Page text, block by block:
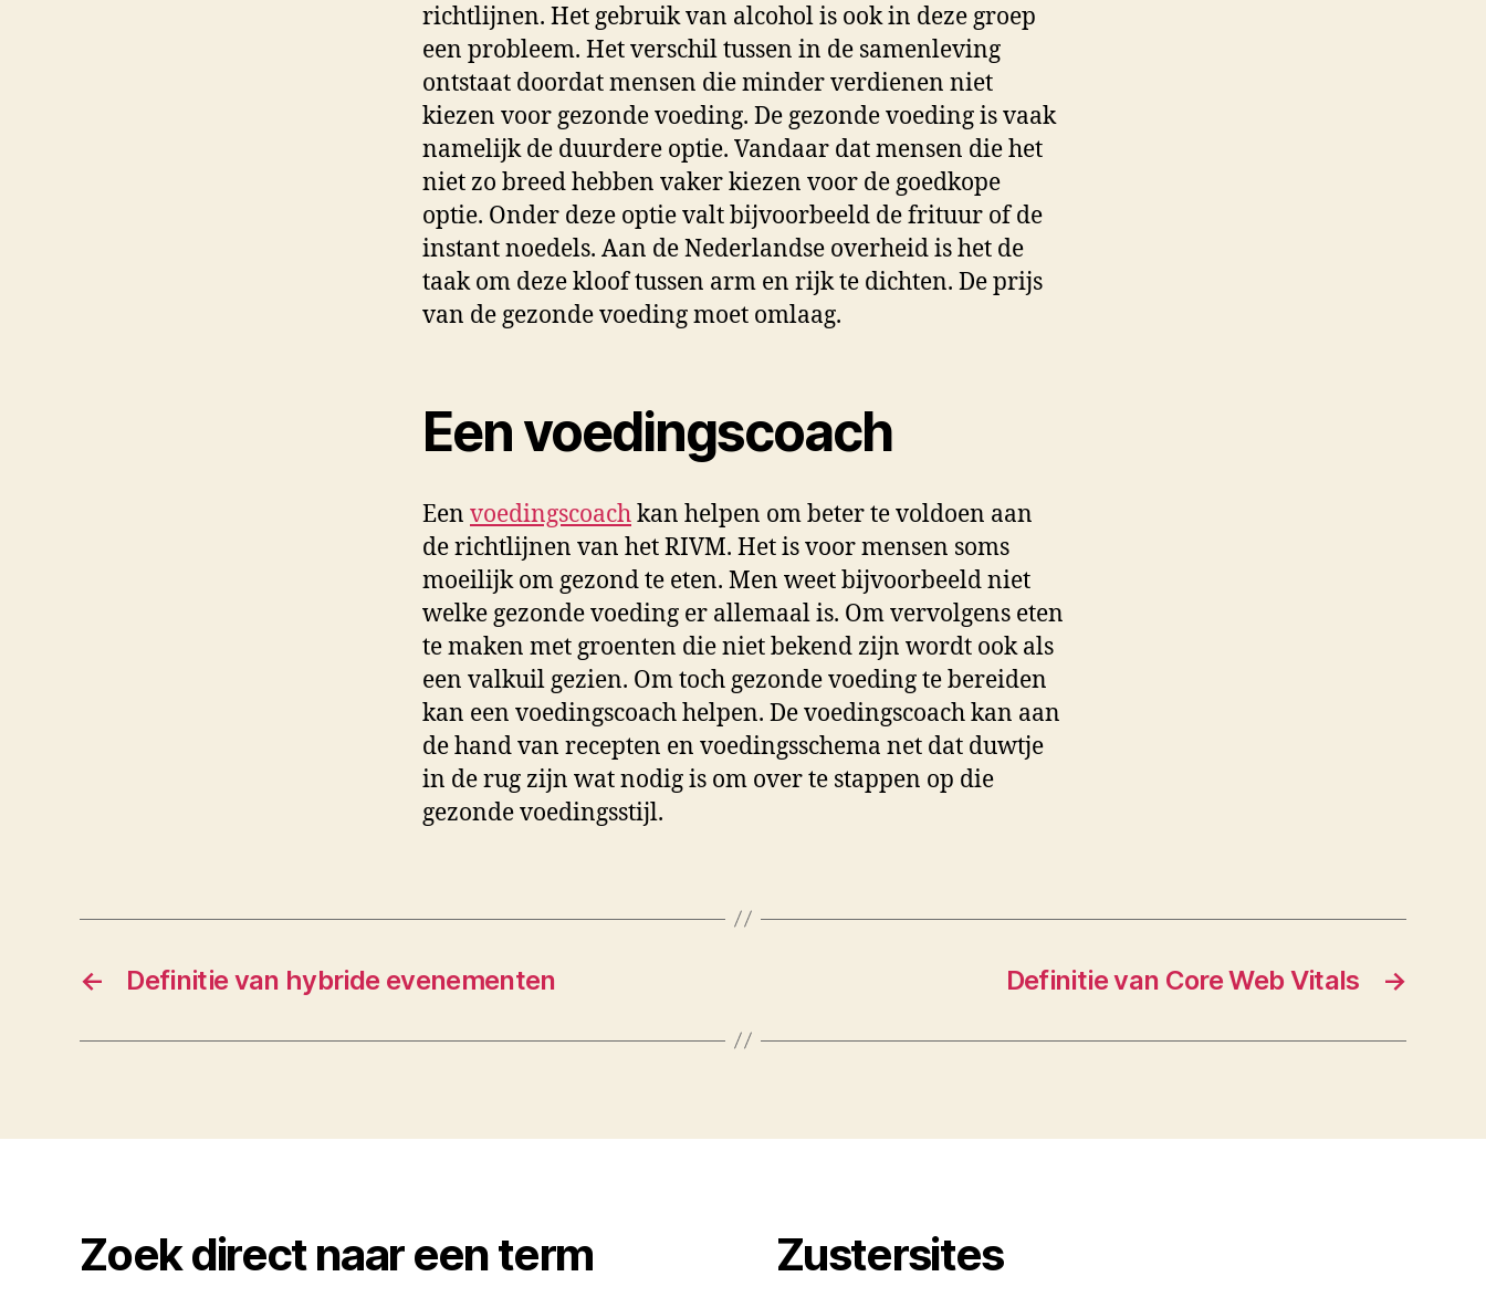
richtlijnen. Het gebruik van alcohol is ook in deze groep
een probleem. Het verschil tussen in de samenleving
ontstaat doordat mensen die minder verdienen niet
kiezen voor gezonde voeding. De gezonde voeding is vaak
namelijk de duurdere optie. Vandaar dat mensen die het
niet zo breed hebben vaker kiezen voor de goedkope
optie. Onder deze optie valt bijvoorbeeld de frituur of de
instant noedels. Aan de Nederlandse overheid is het de
taak om deze kloof tussen arm en rijk te dichten. De prijs
van de gezonde voeding moet omlaag.
Een voedingscoach
Een voedingscoachkan helpen om beter te voldoen aan
de richtlijnen van het RIVM. Het is voor mensen soms
moeilijk om gezond te eten. Men weet bijvoorbeeld niet
welke gezonde voeding er allemaal is. Om vervolgens eten
te maken met groenten die niet bekend zijn wordt ook als
een valkuil gezien. Om toch gezonde voeding te bereiden
kan een voedingscoach helpen. De voedingscoach kan aan
de hand van recepten en voedingsschema net dat duwtje
in de rug zijn wat nodig is om over te stappen op die
gezonde voedingsstijl.
← Definitie van hybride evenementen →
Definitie van Core Web Vitals
Zoek direct naar een term Zustersites